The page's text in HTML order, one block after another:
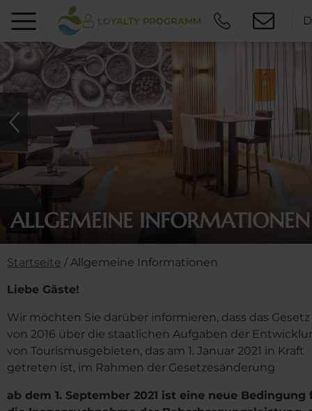
LOYALTY PROGRAMM
ALLGEMEINE INFORMATIONEN
Startseite / Allgemeine Informationen
Liebe Gäste!
Wir möchten Sie darüber informieren, dass das Gesetz
von 2016 über die staatlichen Aufgaben der
von Tourismusgebieten, das am 1. Januar 2021 in Kraft
getreten ist, im Rahmen der Gesetzesänderung
ab dem 1. September 2021 ist eine neue Bedingung